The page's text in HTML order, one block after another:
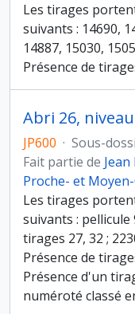
Les tirages
suivants : 14690,
14887, 15030,
Présence de
Abri 26,
JP600 · Sous-
Fait partie de
Proche- et
Les tirages
suivants : pellicule
tirages 27, 32 ;
Présence de
Présence d'un
numéroté classé